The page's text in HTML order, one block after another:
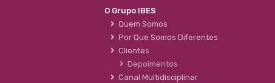
O Grupo IBES
Quem Somos
Por Que Somos Diferentes
Clientes
Depoimentos
Canal Multidisciplinar